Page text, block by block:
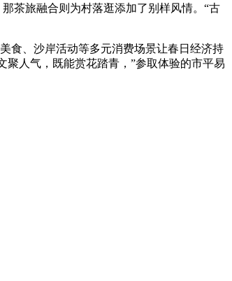
茶旅融合则为村落逛添加了别样风情。“古
食、沙岸活动等多元消费场景让春日经济持
人气，既能赏花踏青，”参取体验的市平易